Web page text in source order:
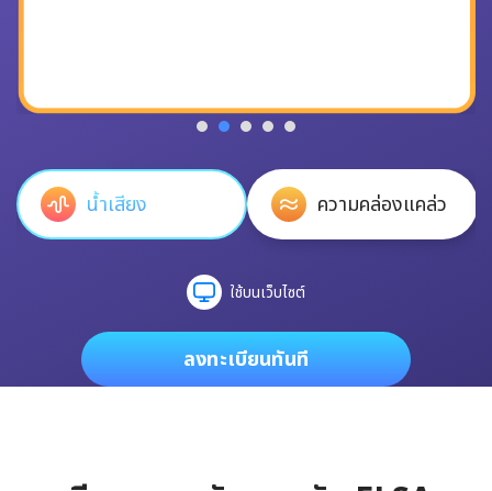
น้ำเสียง ความคล่องแคล่ว
ใช้บนเว็บไซต์
ลงทะเบียนทันที